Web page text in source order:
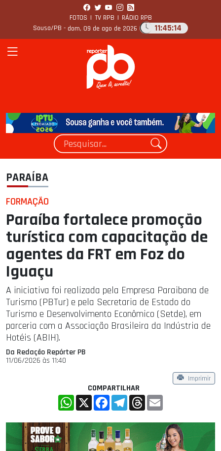
FOTOS | TV RPB | RÁDIO RPB
Sousa/PB - dom, 09 de ago de 2026 11:45:15
PARAÍBA
FORMAÇÃO
Paraíba fortalece promoção
turística com capacitação de
agentes da FRT em Foz do
Iguaçu
A iniciativa foi realizada pela Empresa Paraibana de
Turismo (PBTur) e pela Secretaria de Estado do
Turismo e Desenvolvimento Econômico (Setde), em
parceria com a Associação Brasileira da Indústria de
Hotéis (ABIH).
Da Redação Repórter PB
11/06/2026 às 11:40
Imprimir
COMPARTILHAR
WhatsApp
X FacebookTelegramThreads